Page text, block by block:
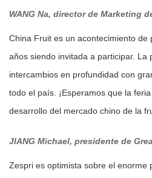
WANG Na, director de Marketing
China Fruit es un acontecimiento
años siendo invitada a participar.
intercambios en profundidad con
todo el país. ¡Esperamos que la
desarrollo del mercado chino de la
JIANG Michael, presidente de
Zespri es optimista sobre el enorme